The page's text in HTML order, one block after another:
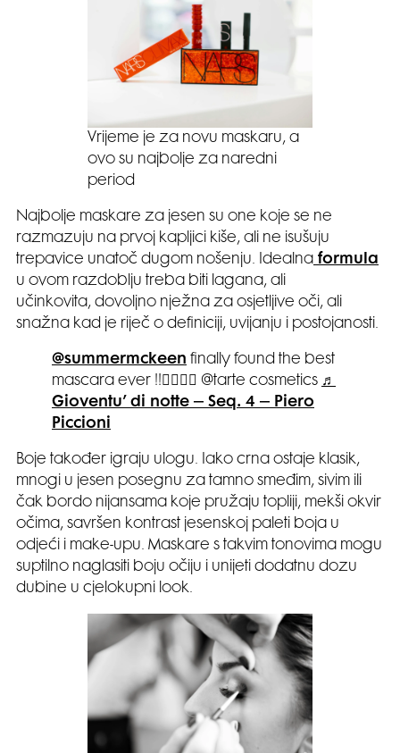
Vrijeme je za novu maskaru, a
ovo su najbolje za naredni
period
Najbolje maskare za jesen su one koje se ne
razmazuju na prvoj kapljici kiše, ali ne isušuju
trepavice unatoč dugom nošenju. Idealna formula
u ovom razdoblju treba biti lagana, ali
učinkovita, dovoljno nježna za osjetljive oči, ali
snažna kad je riječ o definiciji, uvijanju i postojanosti.
@summermckeen finally found the best
mascara ever !!🙂‍↕️🙂‍↕️ @tarte cosmetics ♬
Gioventu’ di notte – Seq. 4 – Piero
Piccioni
Boje također igraju ulogu. Iako crna ostaje klasik,
mnogi u jesen posegnu za tamno smeđim, sivim ili
čak bordo nijansama koje pružaju topliji, mekši okvir
očima, savršen kontrast jesenskoj paleti boja u
odjeći i make-upu. Maskare s takvim tonovima mogu
suptilno naglasiti boju očiju i unijeti dodatnu dozu
dubine u cjelokupni look.